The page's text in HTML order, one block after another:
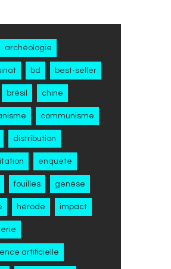
archéologie
bd best-seller
brésil chine
communisme
distribution
enquete
fouilles genèse
hérode impact
artificielle